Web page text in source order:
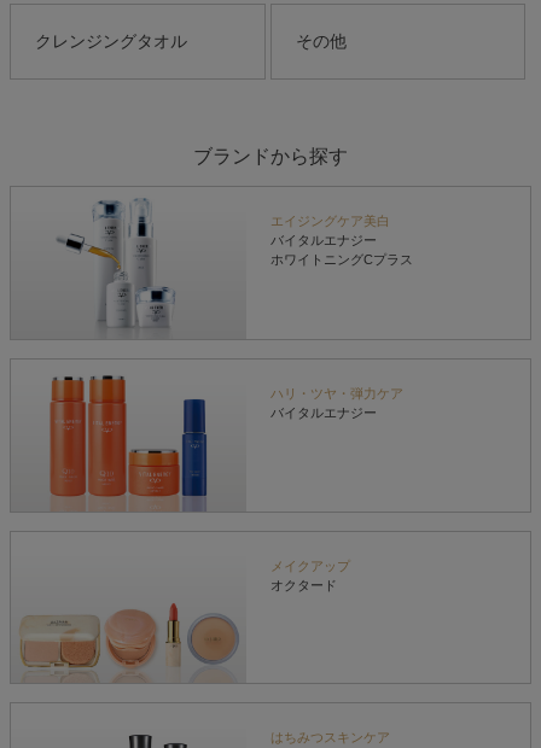
クレンジングタオル その他
ブランドから探す
エイジングケア美白
バイタルエナジー
ホワイトニングCプラス
ハリ・ツヤ・弾力ケア
バイタルエナジー
メイクアップ
オクタード
はちみつスキンケア